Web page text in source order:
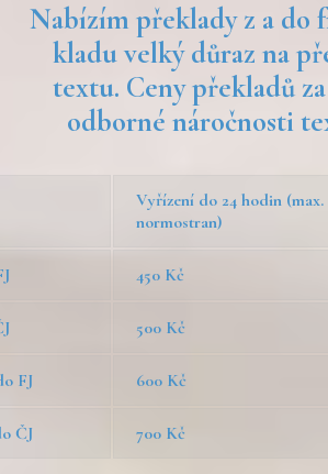
Nabízím překlady z a do
kladu velký důraz na
textu. Ceny překladů
odborné náročnosti
Vyřízení do 24 hodin (max.
normostran)
450 Kč
500 Kč
FJ 600 Kč
ČJ 700 Kč